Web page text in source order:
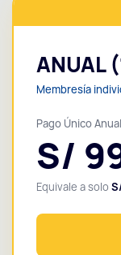
ANUAL
Membresía
Pago Único Anual
S/
Equivale a solo